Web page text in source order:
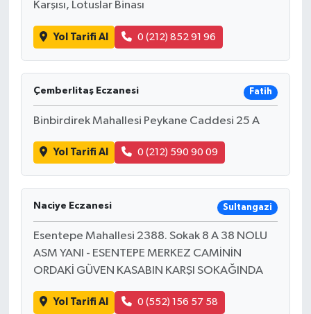
Karşısı, Lotuslar Binası
Yol Tarifi Al 0 (212) 852 91 96
Çemberlitaş Eczanesi Fatih
Binbirdirek Mahallesi Peykane Caddesi 25 A
Yol Tarifi Al 0 (212) 590 90 09
Naciye Eczanesi Sultangazi
Esentepe Mahallesi 2388. Sokak 8 A 38 NOLU
ASM YANI - ESENTEPE MERKEZ CAMİNİN
ORDAKİ GÜVEN KASABIN KARŞI SOKAĞINDA
Yol Tarifi Al 0 (552) 156 57 58